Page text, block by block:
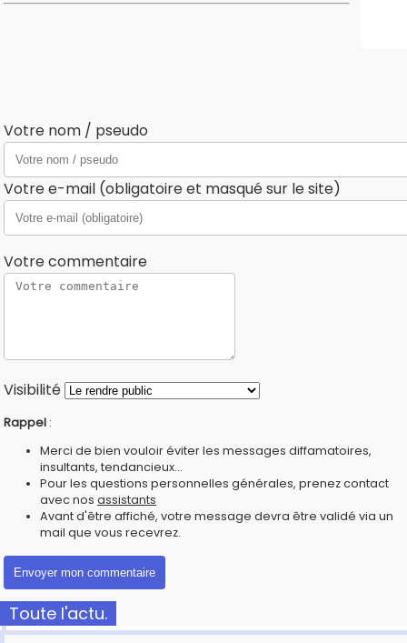
Votre nom / pseudo
Votre e-mail (obligatoire et masqué sur le site)
Votre commentaire
Visibilité
Rappel :
Merci de bien vouloir éviter les messages diffamatoires,
insultants, tendancieux...
Pour les questions personnelles générales, prenez contact
avec nos assistants
Avant d'être affiché, votre message devra être validé via un
mail que vous recevrez.
Toute l'actu.